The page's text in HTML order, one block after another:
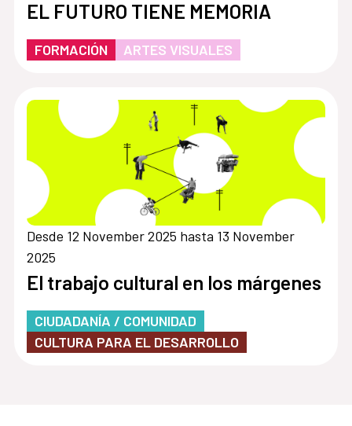
EL FUTURO TIENE MEMORIA
FORMACIÓN ARTES VISUALES
Desde 12 November 2025 hasta 13 November
2025
El trabajo cultural en los márgenes
CIUDADANÍA / COMUNIDAD
CULTURA PARA EL DESARROLLO